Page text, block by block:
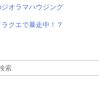
ジオラマハウジング
ラクエで暴走中！？